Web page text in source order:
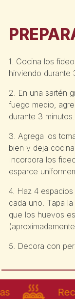
1. Cocina los
hirviendo durante
2. En una sartén
fuego medio,
durante 3 minutos.
3. Agrega los
bien y deja
Incorpora los
esparce
4. Haz 4
cada uno. Tapa
que los huevos
5. Decora con